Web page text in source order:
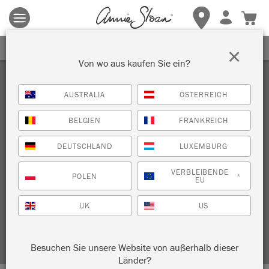
Es gelten die allgemeinen Geschäftsbedingungen.
hierfür weitere Informationen.
Technik
MAHAGONI-EFFEKT MIT CHALK
Von wo aus kaufen Sie ein?
AUSTRALIA ÖSTERREICH
BELGIEN FRANKREICH
DEUTSCHLAND LUXEMBURG
POLEN VERBLEIBENDE
EU *
UK US
Besuchen Sie unsere Website von außerhalb dieser
Länder?
×